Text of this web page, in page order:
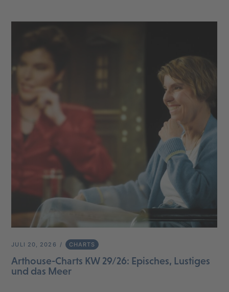
JULI 20, 2026 CHARTS
Arthouse-Charts KW 29/26: Episches, Lustiges
und das Meer